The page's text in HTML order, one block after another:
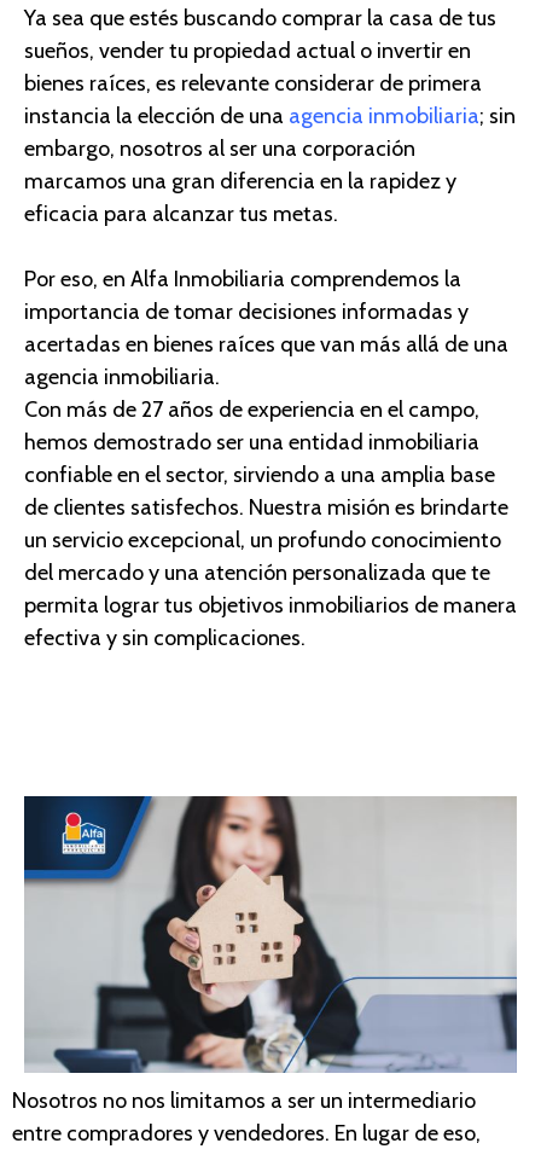
Ya sea que estés buscando comprar la casa de tus
sueños, vender tu propiedad actual o invertir en
bienes raíces, es relevante considerar de primera
instancia la elección de una agencia inmobiliaria; sin
embargo, nosotros al ser una corporación
marcamos una gran diferencia en la rapidez y
eficacia para alcanzartus metas.
Por eso, en Alfa Inmobiliaria comprendemos la
importancia de tomar decisiones informadas y
acertadas en bienes raíces que van más allá de una
agencia inmobiliaria.
Con más de 27 años de experiencia en el campo,
hemos demostrado ser una entidad inmobiliaria
confiable en el sector, sirviendo a una amplia base
de clientes satisfechos. Nuestra misión es brindarte
un servicio excepcional, un profundo conocimiento
del mercado y una atención personalizada que te
permita lograr tus objetivos inmobiliarios de manera
efectiva y sin complicaciones.
Nosotros no nos limitamos a ser un intermediario
entre compradores y vendedores. En lugar de eso,